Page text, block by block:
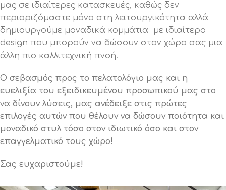
μας σε ιδιαίτερες κατασκευές, καθώς δεν
περιοριζόμαστε μόνο στη λειτουργικότητα αλλά
δημιουργούμε μοναδικά κομμάτια με ιδιαίτερο
design που μπορούν να δώσουν στον χώρο σας μια
άλλη πιο καλλιτεχνική πνοή.
Ο σεβασμός προς το πελατολόγιο μας και η
ευελιξία του εξειδικευμένου προσωπικού μας στο
να δίνουν λύσεις, μας ανέδειξε στις πρώτες
επιλογές αυτών που θέλουν να δώσουν ποιότητα και
μοναδικό στυλ τόσο στον ιδιωτικό όσο και στον
επαγγελματικό τους χώρο!
Σας ευχαριστούμε!